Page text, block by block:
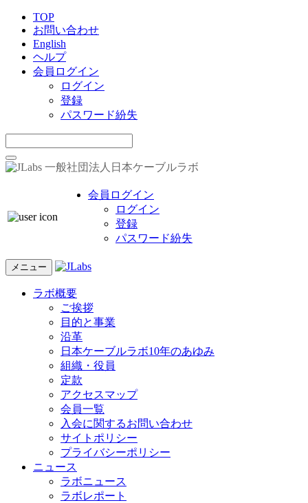
TOP
お問い合わせ
English
ヘルプ
会員ログイン
ログイン
登録
パスワード紛失
一般社団法人日本ケーブルラボ
会員ログイン
ログイン
登録
パスワード紛失
メニュー
ラボ概要
ご挨拶
目的と事業
沿革
日本ケーブルラボ10年のあゆみ
組織・役員
定款
アクセスマップ
会員一覧
入会に関するお問い合わせ
サイトポリシー
プライバシーポリシー
ニュース
ラボニュース
ラボレポート